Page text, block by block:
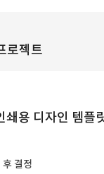
로젝트
쇄용 디자인 템플
후 결정